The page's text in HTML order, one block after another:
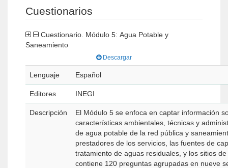
Cuestionarios
Saneamiento
Descargar
Lenguaje Español
Editores INEGI
Descripción
El Módulo 5 se enfoca en captar información
características ambientales, técnicas y
de agua potable de la red pública y
prestadores de los servicios, las fuentes de
tratamiento de aguas residuales, y los sitios
contiene 120 preguntas agrupadas en nueve